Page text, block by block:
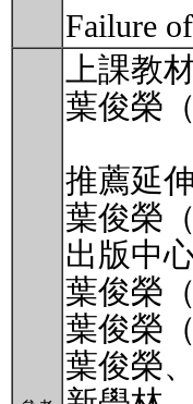
Failure
上課教材
葉俊榮
推薦延
葉俊榮
出版中心
葉俊榮
葉俊榮
葉俊榮